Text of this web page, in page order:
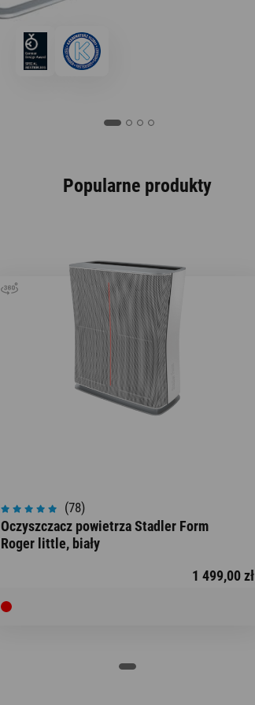
Popularne produkty
(78)
Oczyszczacz powietrza Stadler Form
Roger little, biały
1 499,00 zł